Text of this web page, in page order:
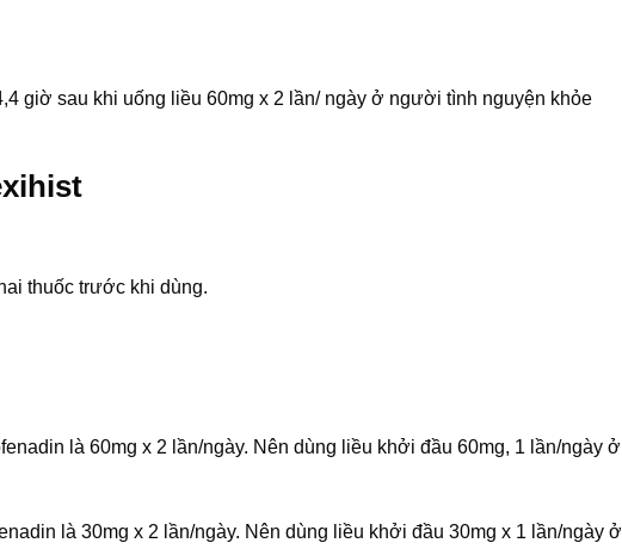
giờ sau khi uống liều 60mg x 2 lần/ ngày ở người tình nguyện khỏe
thuốc trước khi dùng.
là 60mg x 2 lần/ngày. Nên dùng liều khởi đầu 60mg, 1 lần/ngày ở
là 30mg x 2 lần/ngày. Nên dùng liều khởi đầu 30mg x 1 lần/ngày ở